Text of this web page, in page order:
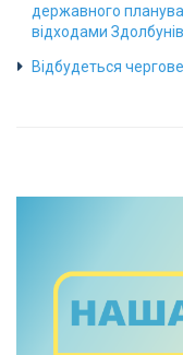
державного
відходами
Відбудеться